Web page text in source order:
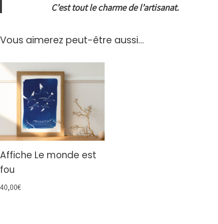
C’est tout le charme de l’artisanat.
Vous aimerez peut-être aussi…
Affiche Le monde est
fou
40,00€